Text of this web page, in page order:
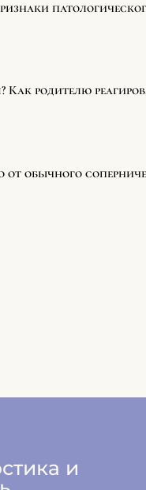
Как родителю
от обычного
и